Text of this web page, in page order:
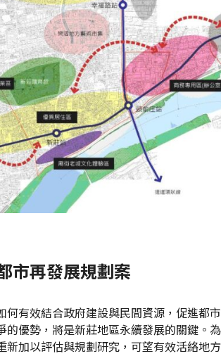
市再發展規劃案
有效結合政府建設與民間資源，促進都
優勢，將是新莊地區永續發展的關鍵。
加以評估與規劃研究，可望有效活絡地